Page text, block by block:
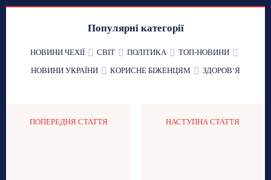
Популярні категорії
НОВИНИ ЧЕХІЇ СВІТ ПОЛІТИКА
ТОП-НОВИНИ
НОВИНИ УКРАЇНИ
КОРИСНЕ БІЖЕНЦЯМ ЗДОРОВʼЯ
ПОПЕРЕДНЯ СТАТТЯ НАСТУПНА СТАТТЯ